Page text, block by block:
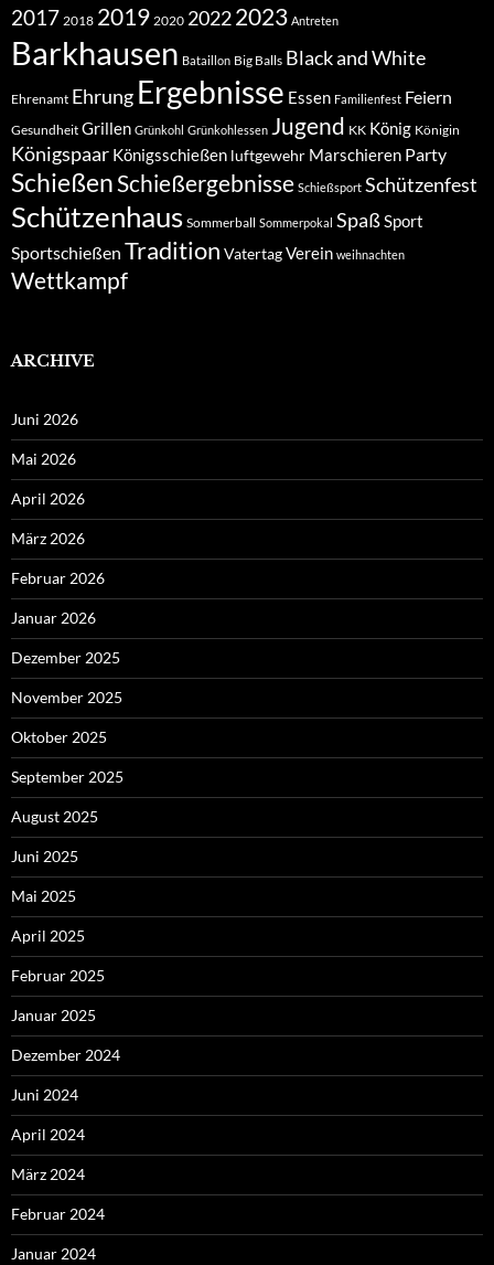
2017 2018 2019 2020 20222023 Antreten
Barkhausen Bataillon Big Balls Black and White
Ehrenamt Ehrung Ergebnisse Essen Familienfest Feiern
Gesundheit Grillen Grünkohl Grünkohlessen Jugend KK König Königin
Königspaar Königsschießen luftgewehr Marschieren Party
SchießenSchießergebnisse Schießsport Schützenfest
Schützenhaus Sommerball Sommerpokal SpaßSport
Sportschießen Tradition VatertagVerein weihnachten
Wettkampf
ARCHIVE
Juni 2026
Mai 2026
April 2026
März 2026
Februar 2026
Januar 2026
Dezember 2025
November 2025
Oktober 2025
September 2025
August 2025
Juni 2025
Mai 2025
April 2025
Februar 2025
Januar 2025
Dezember 2024
Juni 2024
April 2024
März 2024
Februar 2024
Januar 2024